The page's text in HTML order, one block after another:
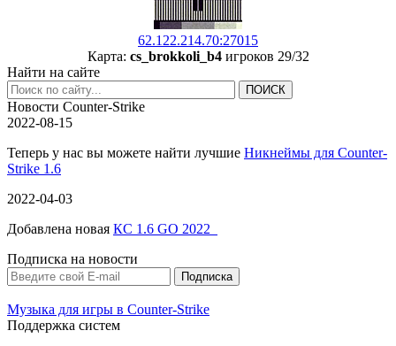
62.122.214.70:27015
Карта: cs_brokkoli_b4игроков 29/32
Найти на сайте
Новости Counter-Strike
2022-08-15
Теперь у нас вы можете найти лучшие Никнеймы для Counter-
Strike 1.6
2022-04-03
Добавлена новая КС 1.6 GO 2022
Подписка на новости
Музыка для игры в Counter-Strike
Поддержка систем